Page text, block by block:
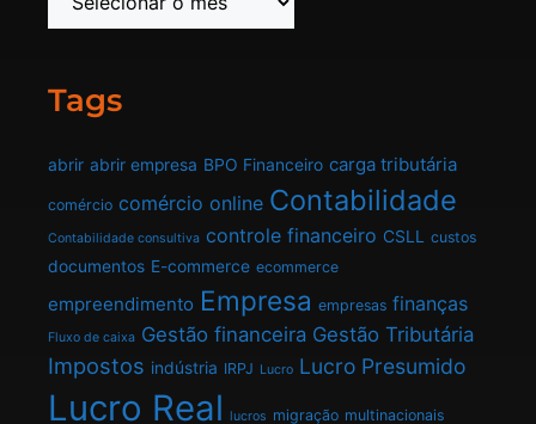
Tags
abrir abrir empresa BPO Financeiro carga tributária
comércio comércio online Contabilidade
Contabilidade consultiva controle financeiro CSLL custos
documentos E-commerce ecommerce
empreendimento Empresa empresas finanças
Fluxo de caixa Gestão financeira Gestão Tributária
Impostos indústria IRPJ Lucro Lucro Presumido
Lucro Real lucros migração multinacionais